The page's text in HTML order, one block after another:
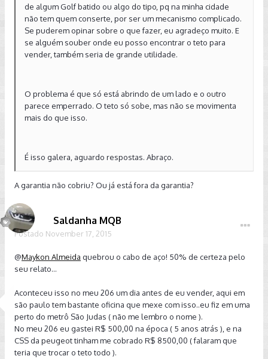
de algum Golf batido ou algo do tipo, pq na minha cidade
não tem quem conserte, por ser um mecanismo complicado.
Se puderem opinar sobre o que fazer, eu agradeço muito. E
se alguém souber onde eu posso encontrar o teto para
vender, também seria de grande utilidade.
O problema é que só está abrindo de um lado e o outro
parece emperrado. O teto só sobe, mas não se movimenta
mais do que isso.
É isso galera, aguardo respostas. Abraço.
A garantia não cobriu? Ou já está fora da garantia?
Saldanha MQB
Postado November 17, 2015
@Maykon Almeida quebrou o cabo de aço! 50% de certeza pelo
seu relato...
Aconteceu isso no meu 206 um dia antes de eu vender, aqui em
são paulo tem bastante oficina que mexe com isso..eu fiz em uma
perto do metrô São Judas ( não me lembro o nome ).
No meu 206 eu gastei R$ 500,00 na época ( 5 anos atrás ), e na
CSS da peugeot tinham me cobrado R$ 8500,00 ( falaram que
teria que trocar o teto todo ).